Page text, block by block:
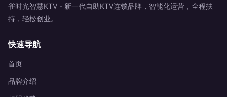
雀时光智慧KTV - 新一代自助KTV连锁品牌，智能化运营，全程扶
持，轻松创业。
快速导航
首页
品牌介绍